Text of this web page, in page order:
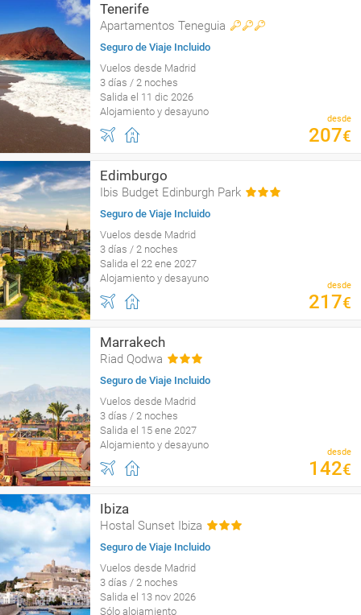
Tenerife
Apartamentos Teneguia
Seguro de Viaje Incluido
Vuelos desde Madrid
3 días / 2 noches
Salida el 11 dic 2026
Alojamiento y desayuno
desde
207€
Edimburgo
Ibis Budget Edinburgh Park
Seguro de Viaje Incluido
Vuelos desde Madrid
3 días / 2 noches
Salida el 22 ene 2027
Alojamiento y desayuno
desde
217€
Marrakech
Riad Qodwa
Seguro de Viaje Incluido
Vuelos desde Madrid
3 días / 2 noches
Salida el 15 ene 2027
Alojamiento y desayuno
desde
142€
Ibiza
Hostal Sunset Ibiza
Seguro de Viaje Incluido
Vuelos desde Madrid
3 días / 2 noches
Salida el 13 nov 2026
Sólo alojamiento